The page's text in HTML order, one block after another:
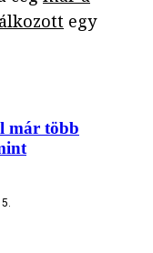
egy
már több